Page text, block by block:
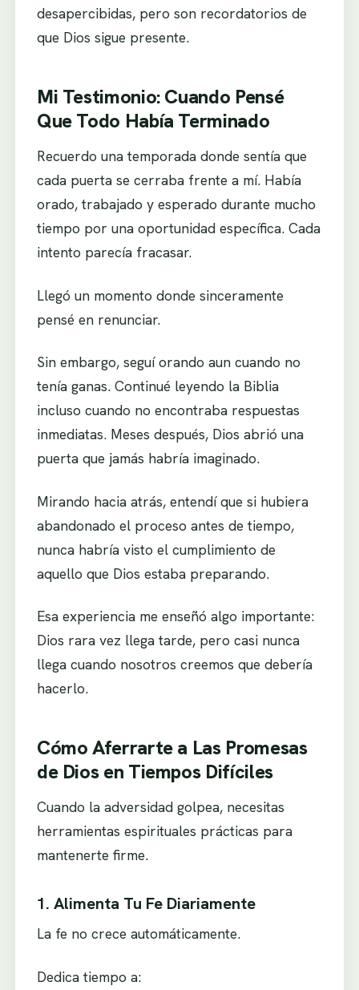
desapercibidas, pero son recordatorios de
que Dios sigue presente.
Mi Testimonio: Cuando Pensé
Que Todo Había Terminado
Recuerdo una temporada donde sentía que
cada puerta se cerraba frente a mí. Había
orado, trabajado y esperado durante mucho
tiempo por una oportunidad específica. Cada
intento parecía fracasar.
Llegó un momento donde sinceramente
pensé en renunciar.
Sin embargo, seguí orando aun cuando no
tenía ganas. Continué leyendo la Biblia
incluso cuando no encontraba respuestas
inmediatas. Meses después, Dios abrió una
puerta que jamás habría imaginado.
Mirando hacia atrás, entendí que si hubiera
abandonado el proceso antes de tiempo,
nunca habría visto el cumplimiento de
aquello que Dios estaba preparando.
Esa experiencia me enseñó algo importante:
Dios rara vez llega tarde, pero casi nunca
llega cuando nosotros creemos que debería
hacerlo.
Cómo Aferrarte a Las Promesas
de Dios en Tiempos Difíciles
Cuando la adversidad golpea, necesitas
herramientas espirituales prácticas para
mantenerte firme.
1. Alimenta Tu Fe Diariamente
La fe no crece automáticamente.
Dedica tiempo a: